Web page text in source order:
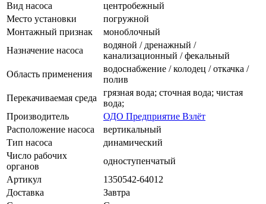
Вид насоса
центробежный
Место установки
погружной
Монтажный признак
моноблочный
Назначение насоса
водяной / дренажный /
канализационный / фекальный
Область применения
водоснабжение / колодец / откачка /
полив
Перекачиваемая среда
грязная вода; сточная вода; чистая
вода;
Производитель
ОДО Предприятие Взлёт
Расположение насоса
вертикальный
Тип насоса
динамический
Число рабочих
органов
одноступенчатый
Артикул
1350542-64012
Доставка
Завтра